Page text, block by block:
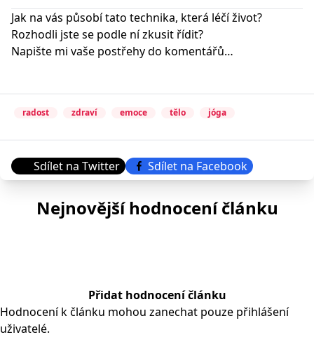
Jak na vás působí tato technika, která léčí život?
Rozhodli jste se podle ní zkusit řídit?
Napište mi vaše postřehy do komentářů…
radost zdraví emoce tělo jóga
Sdílet na Twitter Sdílet na Facebook
Nejnovější hodnocení článku
Přidat hodnocení článku
Hodnocení k článku mohou zanechat pouze přihlášení
uživatelé.